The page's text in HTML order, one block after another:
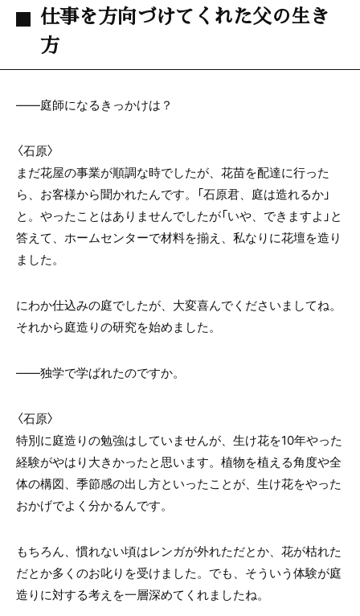
仕事を方向づけてくれた父の生き
方
――庭師になるきっかけは？
〈石原〉
まだ花屋の事業が順調な時でしたが、花苗を配達に行った
ら、お客様から聞かれたんです。「石原君、庭は造れるか」
と。やったことはありませんでしたが「いや、できますよ」と
答えて、ホームセンターで材料を揃え、私なりに花壇を造り
ました。
にわか仕込みの庭でしたが、大変喜んでくださいましてね。
それから庭造りの研究を始めました。
――独学で学ばれたのですか。
〈石原〉
特別に庭造りの勉強はしていませんが、生け花を10年やった
経験がやはり大きかったと思います。植物を植える角度や全
体の構図、季節感の出し方といったことが、生け花をやった
おかげでよく分かるんです。
もちろん、慣れない頃はレンガが外れただとか、花が枯れた
だとか多くのお叱りを受けました。でも、そういう体験が庭
造りに対する考えを一層深めてくれましたね。